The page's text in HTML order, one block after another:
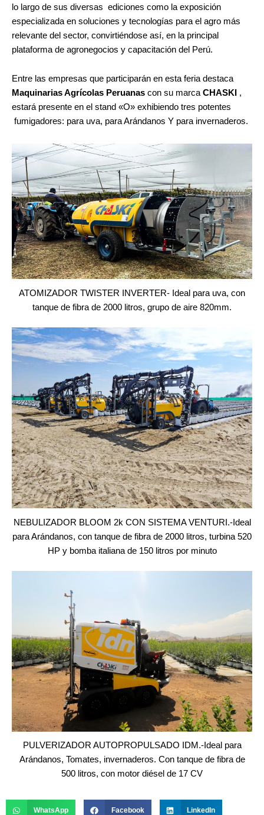
lo largo de sus diversas ediciones como la exposición
especializada en soluciones y tecnologías para el agro más
relevante del sector, convirtiéndose así, en la principal
plataforma de agronegocios y capacitación del Perú.
Entre las empresas que participarán en esta feria destaca
Maquinarias Agrícolas Peruanas con su marcaCHASKI ,
estará presente en el stand «O» exhibiendo tres potentes
fumigadores: para uva, para Arándanos Y para invernaderos.
ATOMIZADOR TWISTER INVERTER- Ideal para uva, con
tanque de fibra de 2000 litros, grupo de aire 820mm.
NEBULIZADOR BLOOM 2k CON SISTEMA VENTURI.-Ideal
para Arándanos, con tanque de fibra de 2000 litros, turbina 520
HP y bomba italiana de 150 litros por minuto
PULVERIZADOR AUTOPROPULSADO IDM.-Ideal para
Arándanos, Tomates, invernaderos. Con tanque de fibra de
500 litros, con motor diésel de 17 CV
WhatsApp Facebook LinkedIn